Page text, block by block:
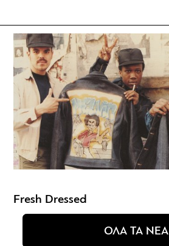
Fresh Dressed
ΟΛΑ ΤΑ ΝΕΑ